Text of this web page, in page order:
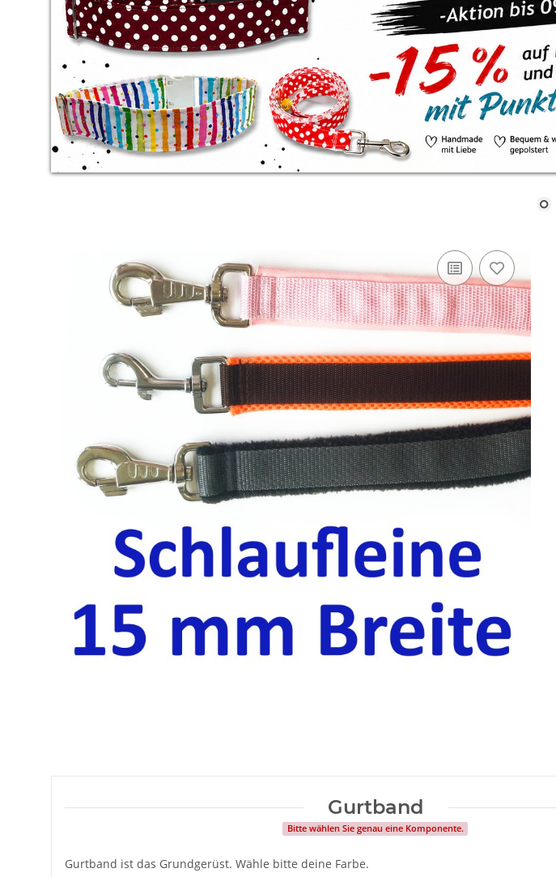
Gurtband
Bitte wählen Sie genau eine Komponente.
Gurtband ist das Grundgerüst. Wähle bitte deine Farbe.